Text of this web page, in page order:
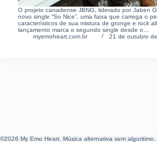
O projeto canadense JBNG, liderado por Jaben
novo single “So Nice”, uma faixa que carrega o
característicos de sua mistura de grunge e rock
lançamento marca o segundo single desde o…
myemoheart.com.br
21 de outubro
©2026 My Emo Heart. Música alternativa sem algoritimo.